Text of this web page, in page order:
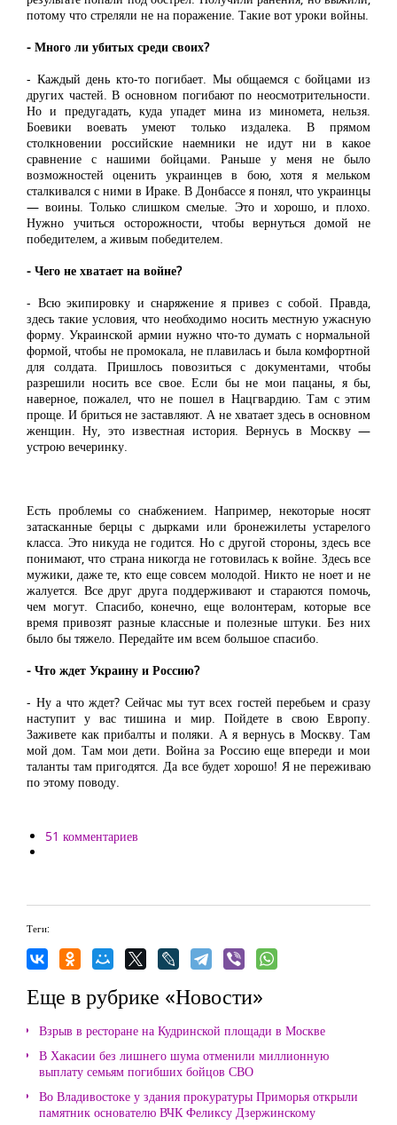
потому что стреляли не на поражение. Такие вот уроки войны.
- Много ли убитых среди своих?
- Каждый день кто-то погибает. Мы общаемся с бойцами из
других частей. В основном погибают по неосмотрительности.
Но и предугадать, куда упадет мина из миномета, нельзя.
Боевики воевать умеют только издалека. В прямом
столкновении российские наемники не идут ни в какое
сравнение с нашими бойцами. Раньше у меня не было
возможностей оценить украинцев в бою, хотя я мельком
сталкивался с ними в Ираке. В Донбассе я понял, что украинцы
— воины. Только слишком смелые. Это и хорошо, и плохо.
Нужно учиться осторожности, чтобы вернуться домой не
победителем, а живым победителем.
- Чего не хватает на войне?
- Всю экипировку и снаряжение я привез с собой. Правда,
здесь такие условия, что необходимо носить местную ужасную
форму. Украинской армии нужно что-то думать с нормальной
формой, чтобы не промокала, не плавилась и была комфортной
для солдата. Пришлось повозиться с документами, чтобы
разрешили носить все свое. Если бы не мои пацаны, я бы,
наверное, пожалел, что не пошел в Нацгвардию. Там с этим
проще. И бриться не заставляют. А не хватает здесь в основном
женщин. Ну, это известная история. Вернусь в Москву —
устрою вечеринку.
Есть проблемы со снабжением. Например, некоторые носят
затасканные берцы с дырками или бронежилеты устарелого
класса. Это никуда не годится. Но с другой стороны, здесь все
понимают, что страна никогда не готовилась к войне. Здесь все
мужики, даже те, кто еще совсем молодой. Никто не ноет и не
жалуется. Все друг друга поддерживают и стараются помочь,
чем могут. Спасибо, конечно, еще волонтерам, которые все
время привозят разные классные и полезные штуки. Без них
было бы тяжело. Передайте им всем большое спасибо.
- Что ждет Украину и Россию?
- Ну а что ждет? Сейчас мы тут всех гостей перебьем и сразу
наступит у вас тишина и мир. Пойдете в свою Европу.
Заживете как прибалты и поляки. А я вернусь в Москву. Там
мой дом. Там мои дети. Война за Россию еще впереди и мои
таланты там пригодятся. Да все будет хорошо! Я не переживаю
по этому поводу.
51 комментариев
Теги:
Еще в рубрике «Новости»
Взрыв в ресторане на Кудринской площади в Москве
В Хакасии без лишнего шума отменили миллионную
выплату семьям погибших бойцов СВО
Во Владивостоке у здания прокуратуры Приморья открыли
памятник основателю ВЧК Феликсу Дзержинскому